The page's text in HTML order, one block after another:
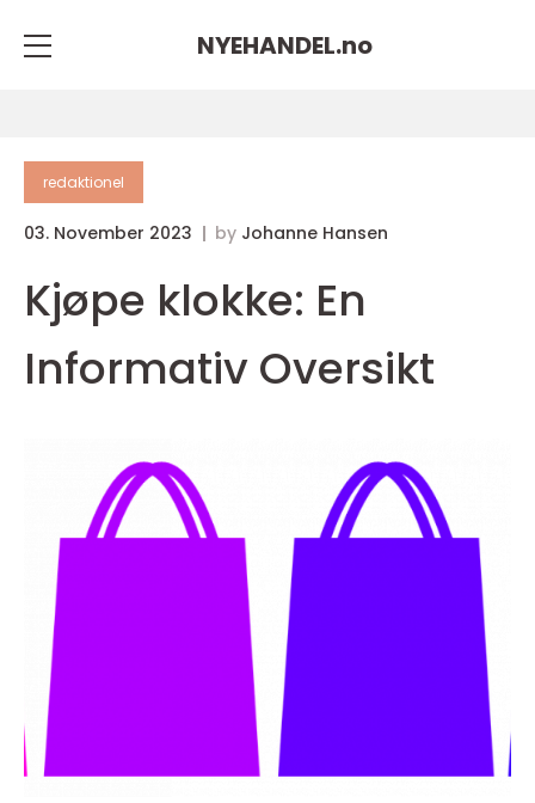
NYEHANDEL.no
redaktionel
03. November 2023 by Johanne Hansen
Kjøpe klokke: En
Informativ Oversikt